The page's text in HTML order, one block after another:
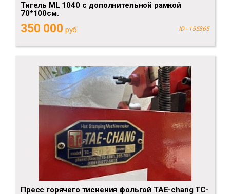
Тигель ML 1040 с дополнительной рамкой
70*100см.
350 000 руб. ID - 155365
Пресс горячего тиснения фольгой TAE-chang TC-